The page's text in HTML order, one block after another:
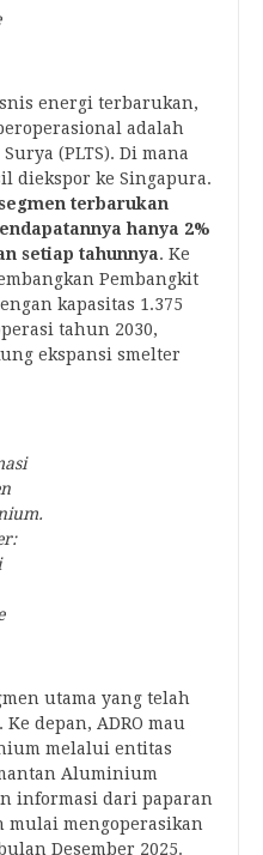
energi terbarukan,
adalah
(PLTS). Di mana
diekspor ke Singapura.
terbarukan
hanya 2%
setiap tahunnya. Ke
Pembangkit
kapasitas 1.375
tahun 2030,
ekspansi smelter
utama yang telah
depan, ADRO mau
melalui entitas
Aluminium
informasi dari paparan
mengoperasikan
Desember 2025.